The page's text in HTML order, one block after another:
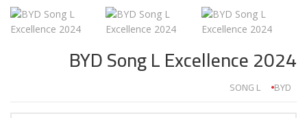
BYD Song L Excellence 2024
BYD
SONG L